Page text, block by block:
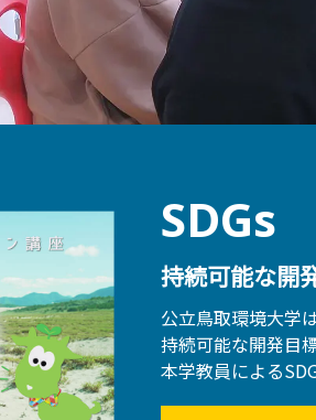
SDGs
持続可能な開
公立鳥取環境大学
持続可能な開発目
本学教員による